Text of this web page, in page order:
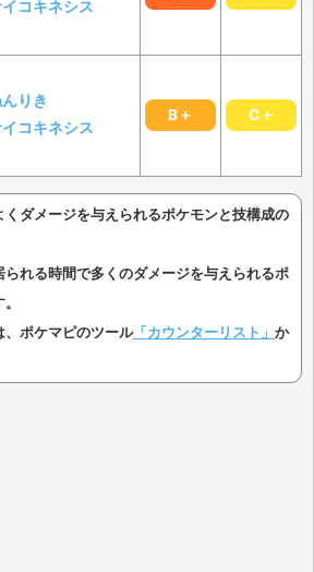
コキネシス
りき
コキネシス
B＋ C＋
くダメージを与えられるポケモンと技構成の
られる時間で多くのダメージを与えられるポ
、ポケマピのツール「カウンターリスト」 か